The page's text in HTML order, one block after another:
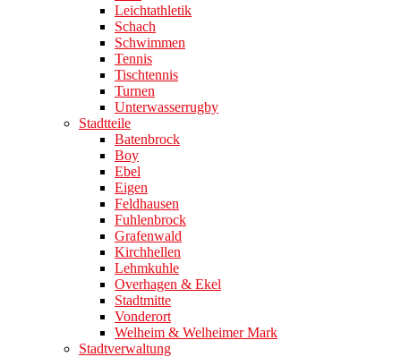
Leichtathletik
Schach
Schwimmen
Tennis
Tischtennis
Turnen
Unterwasserrugby
Stadtteile
Batenbrock
Boy
Ebel
Eigen
Feldhausen
Fuhlenbrock
Grafenwald
Kirchhellen
Lehmkuhle
Overhagen & Ekel
Stadtmitte
Vonderort
Welheim & Welheimer Mark
Stadtverwaltung